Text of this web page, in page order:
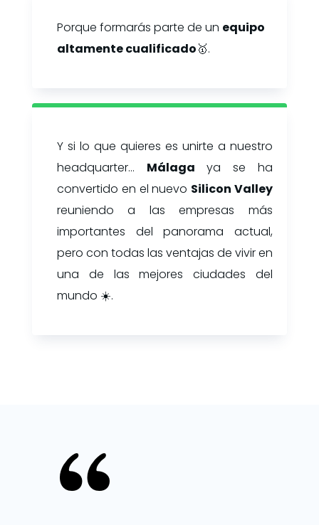
Porque formarás parte de un equipo
altamente cualificado🥇.
Y si lo que quieres es unirte a nuestro
headquarter… Málaga ya se ha
convertido en el nuevo Silicon Valley
reuniendo a las empresas más
importantes del panorama actual,
pero con todas las ventajas de vivir en
una de las mejores ciudades del
mundo ☀️.